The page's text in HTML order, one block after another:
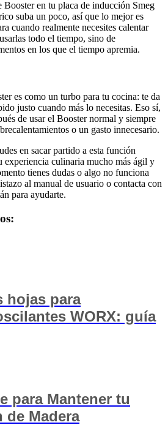
en tu placa de inducción Smeg
suba un poco, así que lo mejor es
cuando realmente necesites calentar
todo el tiempo, sino de
en los que el tiempo apremia.
es como un turbo para tu cocina: te da
justo cuando más lo necesitas. Eso sí,
de usar el Booster normal y siempre
o un gasto innecesario.
en sacar partido a esta función
experiencia culinaria mucho más ágil y
tienes dudas o algo no funciona
al manual de usuario o contacta con
para ayudarte.
hojas para
WORX: guía
para Mantener tu
de Madera